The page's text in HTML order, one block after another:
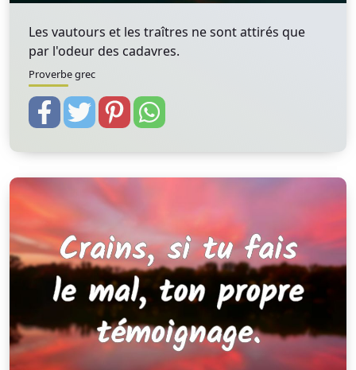
Les vautours et les traîtres ne sont attirés que
par l'odeur des cadavres.
Proverbe grec